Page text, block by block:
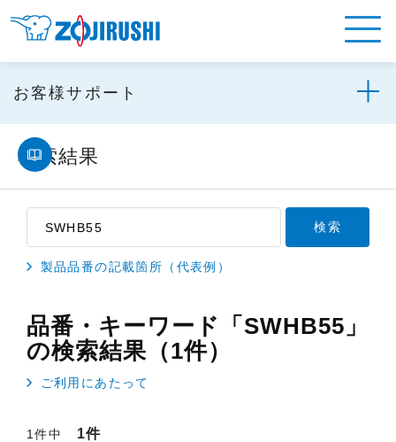
お客様サポート
検索結果
製品品番の記載箇所（代表例）
品番・キーワード「SWHB55」
の検索結果（1件）
ご利用にあたって
1件中 1件